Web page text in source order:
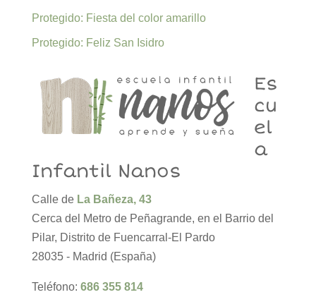
Protegido: Fiesta del color amarillo
Protegido: Feliz San Isidro
Es
cu
el
a
Infantil Nanos
Calle de La Bañeza, 43
Cerca del Metro de Peñagrande, en el Barrio del
Pilar, Distrito de Fuencarral-El Pardo
28035 - Madrid (España)
Teléfono: 686 355 814